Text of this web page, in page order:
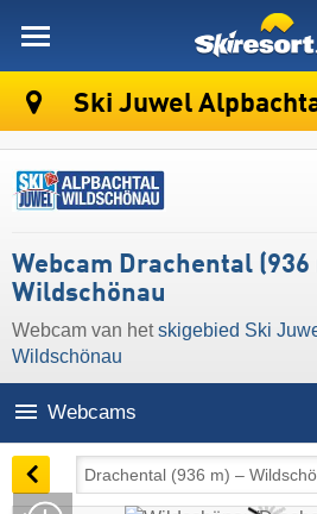
Ski Juwel Alpbachtal
Webcam Drachental (936
Wildschönau
Webcam van hetskigebied Ski
Wildschönau
Webcams
06:55 | vandaag 6 aug